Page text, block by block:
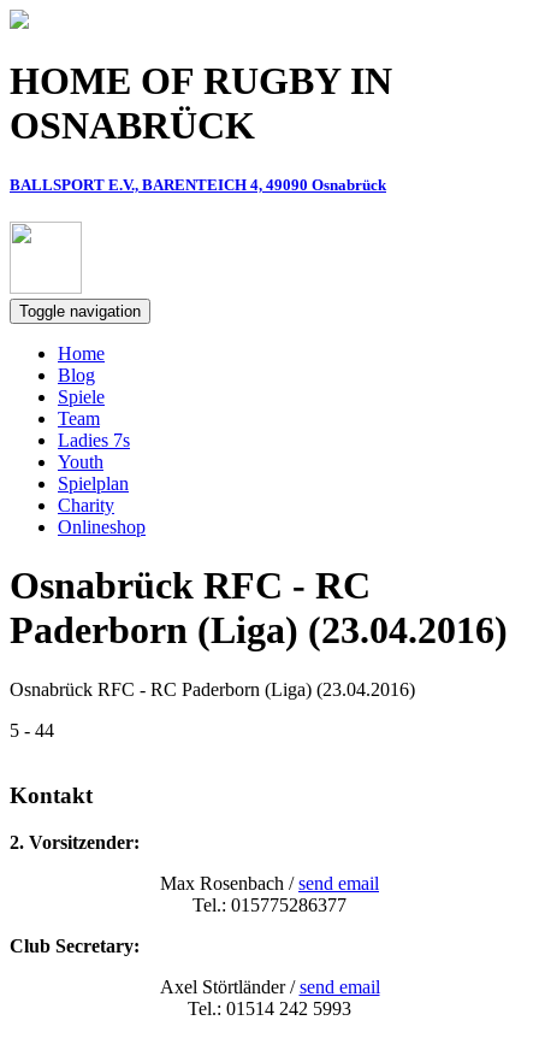
Direkt zum Inhalt
HOME OF RUGBY IN
OSNABRÜCK
BALLSPORT E.V., BARENTEICH 4, 49090 Osnabrück
Toggle navigation
Home
Blog
Spiele
Team
Ladies 7s
Youth
Spielplan
Charity
Onlineshop
Osnabrück RFC - RC
Paderborn (Liga) (23.04.2016)
Osnabrück RFC - RC Paderborn (Liga) (23.04.2016)
5 - 44
Kontakt
2. Vorsitzender:
Max Rosenbach /send email
Tel.: 015775286377
Club Secretary:
Axel Störtländer /send email
Tel.: 01514 242 5993